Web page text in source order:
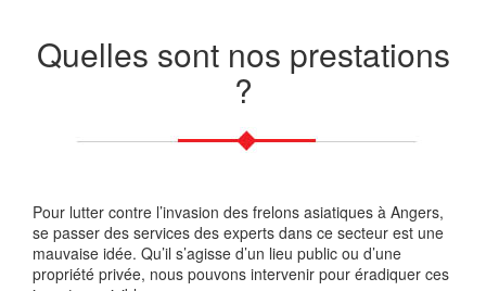
Quelles sont nos prestations
?
Pour lutter contre l’invasion des frelons asiatiques à Angers,
se passer des services des experts dans ce secteur est une
mauvaise idée. Qu’il s’agisse d’un lieu public ou d’une
propriété privée, nous pouvons intervenir pour éradiquer ces